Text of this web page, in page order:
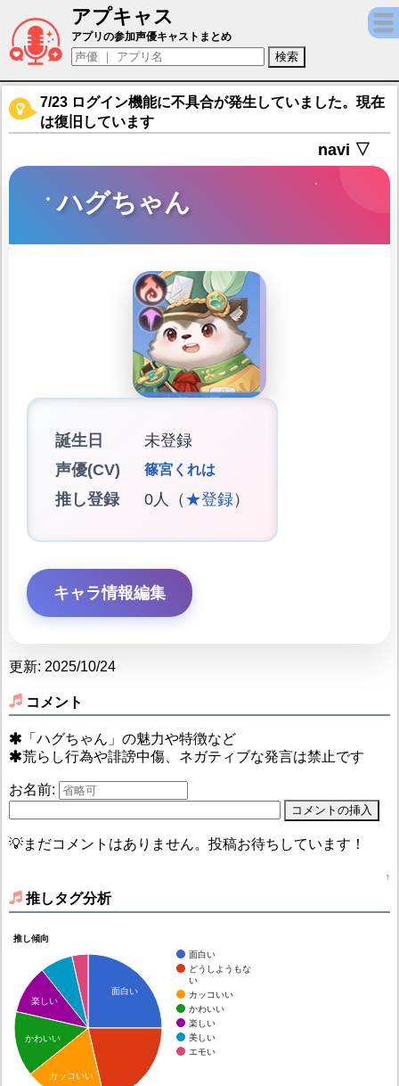
アプキャス
ハグちゃん（声優：篠宮くれは)【百花ラン
アプリの参加声優キャストまとめ
7/23 ログイン機能に不具合が発生していました。現在
は復旧しています
navi ▽
ハグちゃん
誕生日
未登録
声優(CV)
篠宮くれは
推し登録 0人（ ★登録）
キャラ情報編集
更新: 2025/10/24
コメント
「ハグちゃん」の魅力や特徴など
荒らし行為や誹謗中傷、ネガティブな発言は禁止です
お名前:
💡まだコメントはありません。投稿お待ちしています！
↑
推しタグ分析
推し傾向
面白い
どうしようもな
い
カッコいい
かわいい
楽しい
美しい
エモい
面白い
楽しい
かわいい
カッコいい